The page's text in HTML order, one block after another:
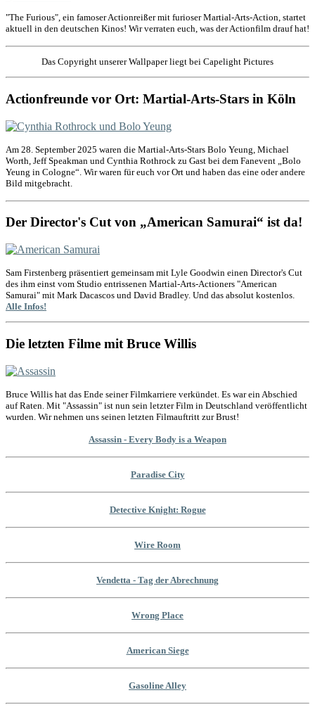
"The Furious", ein famoser Actionreißer mit furioser Martial-Arts-Action, startet
aktuell in den deutschen Kinos! Wir verraten euch, was der Actionfilm drauf hat!
Das Copyright unserer Wallpaper liegt bei Capelight Pictures
Actionfreunde vor Ort: Martial-Arts-Stars in Köln
Am 28. September 2025 waren die Martial-Arts-Stars Bolo Yeung, Michael
Worth, Jeff Speakman und Cynthia Rothrock zu Gast bei dem Fanevent „Bolo
Yeung in Cologne“. Wir waren für euch vor Ort und haben das eine oder andere
Bild mitgebracht.
Der Director's Cut von „American Samurai“ ist da!
Sam Firstenberg präsentiert gemeinsam mit Lyle Goodwin einen Director's Cut
des ihm einst vom Studio entrissenen Martial-Arts-Actioners "American
Samurai" mit Mark Dacascos und David Bradley. Und das absolut kostenlos.
Alle Infos!
Die letzten Filme mit Bruce Willis
Bruce Willis hat das Ende seiner Filmkarriere verkündet. Es war ein Abschied
auf Raten. Mit "Assassin" ist nun sein letzter Film in Deutschland veröffentlicht
wurden. Wir nehmen uns seinen letzten Filmauftritt zur Brust!
Assassin - Every Body is a Weapon
Paradise City
Detective Knight: Rogue
Wire Room
Vendetta - Tag der Abrechnung
Wrong Place
American Siege
Gasoline Alley